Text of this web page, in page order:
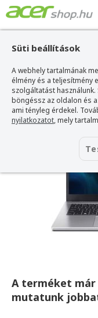
Süti beállítások
A webhely tartalmának
élmény és a teljesítmény
szolgáltatást
böngéssz az oldalon és
ami tényleg érdekel.
nyilatkozatot, mely
Acer webshop>Acer laptop
Acer Aspire
Azonosító:
A terméket már
mutatunk